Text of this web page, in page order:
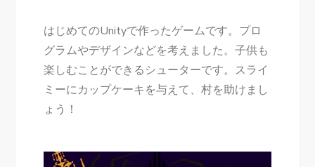
はじめてのUnityで作ったゲームです。プロ
グラムやデザインなどを考えました。子供も
楽しむことができるシューターです。スライ
ミーにカップケーキを与えて、村を助けまし
ょう！